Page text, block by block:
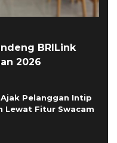
BRILink
2026
Ajak Pelanggan Intip
Lewat Fitur Swacam